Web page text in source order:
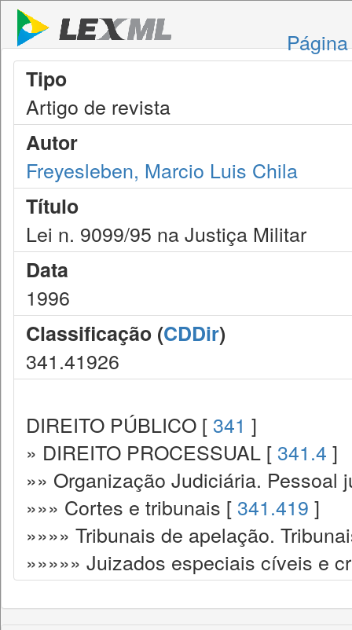
Tipo
Artigo de revista
Autor
Freyesleben, Marcio Luis Chila
Título
Lei n. 9099/95 na Justiça Militar
Data
1996
Classificação (CDDir)
341.41926
DIREITO PÚBLICO [ 341 ]
» DIREITO PROCESSUAL [ 341.4 ]
»» Organização Judiciária. Pessoal
»»» Cortes e tribunais [ 341.419 ]
»»»» Tribunais de apelação.
»»»»» Juizados especiais cíveis e